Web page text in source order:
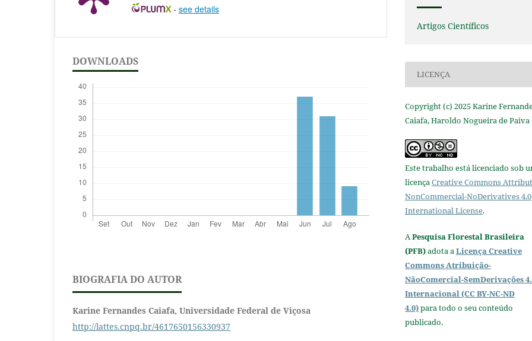
- see details
DOWNLOADS
BIOGRAFIA DO AUTOR
Karine Fernandes Caiafa, Universidade Federal de Viçosa
http://lattes.cnpq.br/4617650156330937
Artigos Científicos
LICENÇA
Copyright (c) 2025 Karine
Caiafa, Haroldo Nogueira de Paiva
Este trabalho está licenciado sob
licençaCreative Commons
NonCommercial-NoDerivatives 4.0
International License.
APesquisa Florestal Brasileira
(PFB)adota aLicença Creative
Commons Atribuição-
NãoComercial-SemDerivações
Internacional (CC BY-NC-ND
4.0)para todo o seu conteúdo
publicado.